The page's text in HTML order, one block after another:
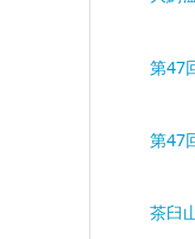
第47
第47
茶臼